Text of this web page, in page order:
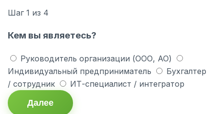
Шаг 1 из 4
Кем вы являетесь?
Руководитель организации (ООО, АО)
Индивидуальный предприниматель
Бухгалтер
/ сотрудник
ИТ-специалист / интегратор
Далее